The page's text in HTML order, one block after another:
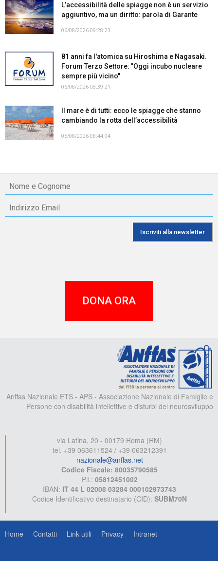
L’accessibilità delle spiagge non è un servizio
aggiuntivo, ma un diritto: parola di Garante
06/08/2026 09:28:23
81 anni fa l'atomica su Hiroshima e Nagasaki.
Forum Terzo Settore: "Oggi incubo nucleare
sempre più vicino"
06/08/2026 08:39:21
Il mare è di tutti: ecco le spiagge che stanno
cambiando la rotta dell’accessibilità
05/08/2026 08:44:04
DONA ORA
Anffas Nazionale ETS - APS - Associazione Nazionale di Famiglie e
Persone con disabilità intellettive e disturbi del neurosviluppo
via Latina, 20 - 00179 Roma (RM)
tel. +39 063611524 / +39 063212391
nazionale@anffas.net
Codice Fiscale: 80035790585
P.I.: 05812451002
IBAN: IT 44 L 02008 03284 000102973743
Codice Identificativo destinatario (CID): SUBM70N
Home Contatti Link utili Privacy Intranet